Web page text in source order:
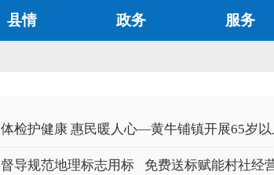
县情 政务 服务
体检护健康 惠民暖人心—黄牛铺镇开展65岁
督导规范地理标志用标 免费送标赋能村社经